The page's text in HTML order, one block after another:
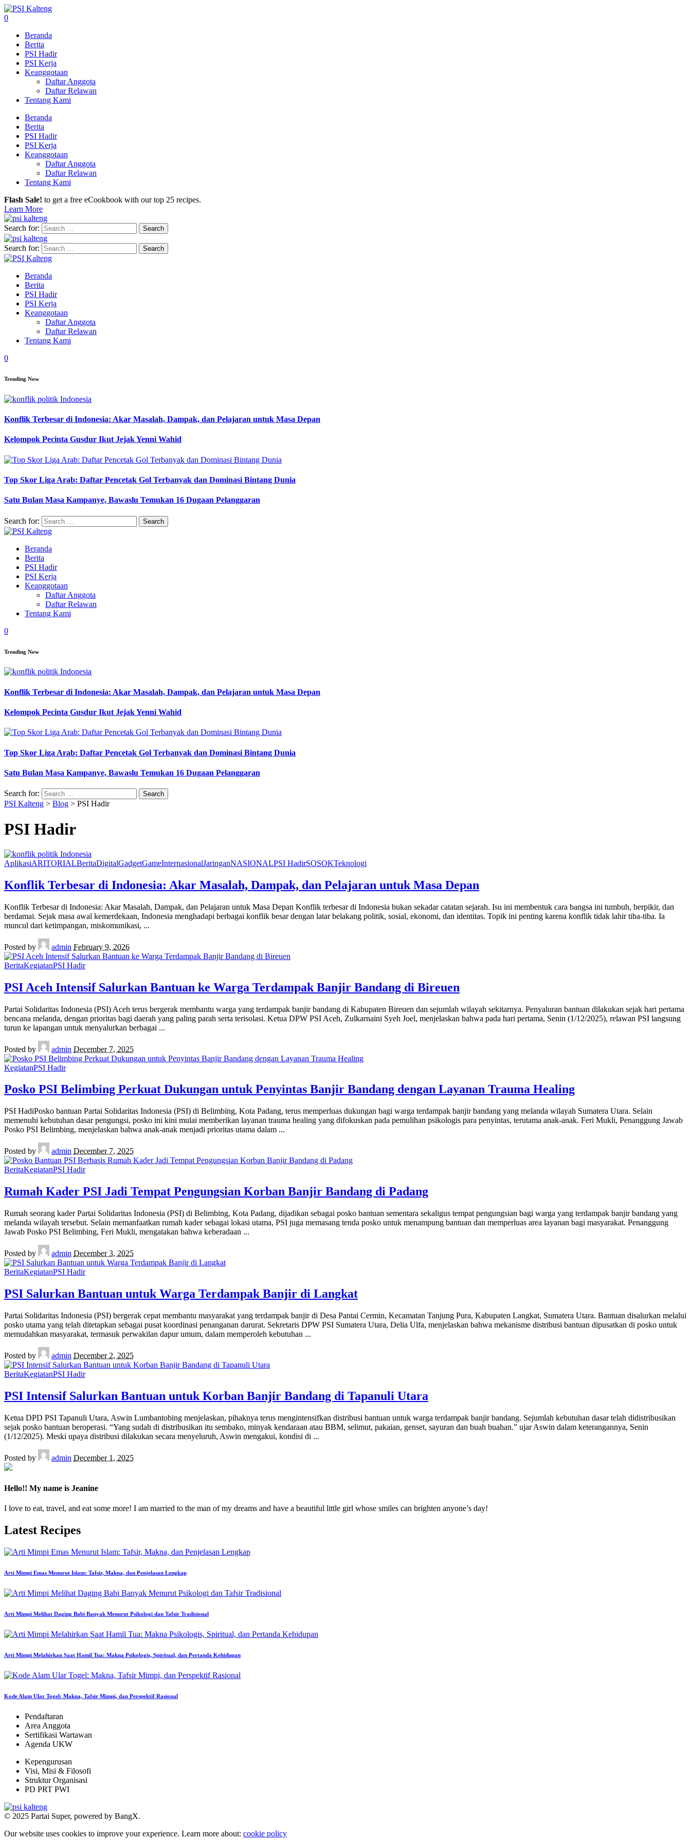
0
Beranda
Berita
PSI Hadir
PSI Kerja
Keanggotaan
Daftar Anggota
Daftar Relawan
Tentang Kami
Beranda
Berita
PSI Hadir
PSI Kerja
Keanggotaan
Daftar Anggota
Daftar Relawan
Tentang Kami
Flash Sale! to get a free eCookbook with our top 25 recipes.
Learn More
Search for:
Search for:
Beranda
Berita
PSI Hadir
PSI Kerja
Keanggotaan
Daftar Anggota
Daftar Relawan
Tentang Kami
0
Trending Now
Konflik Terbesar di Indonesia: Akar Masalah, Dampak, dan Pelajaran untuk Masa Depan
Kelompok Pecinta Gusdur Ikut Jejak Yenni Wahid
Top Skor Liga Arab: Daftar Pencetak Gol Terbanyak dan Dominasi Bintang Dunia
Satu Bulan Masa Kampanye, Bawaslu Temukan 16 Dugaan Pelanggaran
Search for:
Beranda
Berita
PSI Hadir
PSI Kerja
Keanggotaan
Daftar Anggota
Daftar Relawan
Tentang Kami
0
Trending Now
Konflik Terbesar di Indonesia: Akar Masalah, Dampak, dan Pelajaran untuk Masa Depan
Kelompok Pecinta Gusdur Ikut Jejak Yenni Wahid
Top Skor Liga Arab: Daftar Pencetak Gol Terbanyak dan Dominasi Bintang Dunia
Satu Bulan Masa Kampanye, Bawaslu Temukan 16 Dugaan Pelanggaran
Search for:
PSI Kalteng > Blog > PSI Hadir
PSI Hadir
AplikasiARITORIALBeritaDigitalGadgetGameInternasionalJaringanNASIONALPSI HadirSOSOKTeknologi
Konflik Terbesar di Indonesia: Akar Masalah, Dampak, dan Pelajaran untuk Masa Depan
Konflik Terbesar di Indonesia: Akar Masalah, Dampak, dan Pelajaran untuk Masa Depan Konflik terbesar di Indonesia bukan sekadar catatan sejarah. Isu ini membentuk cara bangsa ini tumbuh, berpikir, dan
berdamai. Sejak masa awal kemerdekaan, Indonesia menghadapi berbagai konflik besar dengan latar belakang politik, sosial, ekonomi, dan identitas. Topik ini penting karena konflik tidak lahir tiba-tiba. Ia
muncul dari ketimpangan, miskomunikasi, ...
Posted by admin February 9, 2026
BeritaKegiatanPSI Hadir
PSI Aceh Intensif Salurkan Bantuan ke Warga Terdampak Banjir Bandang di Bireuen
Partai Solidaritas Indonesia (PSI) Aceh terus bergerak membantu warga yang terdampak banjir bandang di Kabupaten Bireuen dan sejumlah wilayah sekitarnya. Penyaluran bantuan dilakukan sejak hari pertama
bencana melanda, dengan prioritas bagi daerah yang paling parah serta terisolasi. Ketua DPW PSI Aceh, Zulkarnaini Syeh Joel, menjelaskan bahwa pada hari pertama, Senin (1/12/2025), relawan PSI langsung
turun ke lapangan untuk menyalurkan berbagai ...
Posted by admin December 7, 2025
KegiatanPSI Hadir
Posko PSI Belimbing Perkuat Dukungan untuk Penyintas Banjir Bandang dengan Layanan Trauma Healing
PSI HadiPosko bantuan Partai Solidaritas Indonesia (PSI) di Belimbing, Kota Padang, terus memperluas dukungan bagi warga terdampak banjir bandang yang melanda wilayah Sumatera Utara. Selain
memenuhi kebutuhan dasar pengungsi, posko ini kini mulai memberikan layanan trauma healing yang difokuskan pada pemulihan psikologis para penyintas, terutama anak-anak. Feri Mukli, Penanggung Jawab
Posko PSI Belimbing, menjelaskan bahwa anak-anak menjadi prioritas utama dalam ...
Posted by admin December 7, 2025
BeritaKegiatanPSI Hadir
Rumah Kader PSI Jadi Tempat Pengungsian Korban Banjir Bandang di Padang
Rumah seorang kader Partai Solidaritas Indonesia (PSI) di Belimbing, Kota Padang, dijadikan sebagai posko bantuan sementara sekaligus tempat pengungsian bagi warga yang terdampak banjir bandang yang
melanda wilayah tersebut. Selain memanfaatkan rumah kader sebagai lokasi utama, PSI juga memasang tenda posko untuk menampung bantuan dan memperluas area layanan bagi masyarakat. Penanggung
Jawab Posko PSI Belimbing, Feri Mukli, mengatakan bahwa keberadaan ...
Posted by admin December 3, 2025
BeritaKegiatanPSI Hadir
PSI Salurkan Bantuan untuk Warga Terdampak Banjir di Langkat
Partai Solidaritas Indonesia (PSI) bergerak cepat membantu masyarakat yang terdampak banjir di Desa Pantai Cermin, Kecamatan Tanjung Pura, Kabupaten Langkat, Sumatera Utara. Bantuan disalurkan melalui
posko utama yang telah ditetapkan sebagai pusat koordinasi penanganan darurat. Sekretaris DPW PSI Sumatera Utara, Delia Ulfa, menjelaskan bahwa mekanisme distribusi bantuan dipusatkan di posko untuk
memudahkan masyarakat, termasuk perwakilan dapur umum, dalam memperoleh kebutuhan ...
Posted by admin December 2, 2025
BeritaKegiatanPSI Hadir
PSI Intensif Salurkan Bantuan untuk Korban Banjir Bandang di Tapanuli Utara
Ketua DPD PSI Tapanuli Utara, Aswin Lumbantobing menjelaskan, pihaknya terus mengintensifkan distribusi bantuan untuk warga terdampak banjir bandang. Sejumlah kebutuhan dasar telah didistribusikan
sejak posko bantuan beroperasi. “Yang sudah di distribusikan itu sembako, minyak kendaraan atau BBM, selimut, pakaian, genset, sayuran dan buah buahan.” ujar Aswin dalam keterangannya, Senin
(1/12/2025). Meski upaya distribusi dilakukan secara menyeluruh, Aswin mengakui, kondisi di ...
Posted by admin December 1, 2025
Hello!! My name is Jeanine
I love to eat, travel, and eat some more! I am married to the man of my dreams and have a beautiful little girl whose smiles can brighten anyone’s day!
Latest Recipes
Arti Mimpi Emas Menurut Islam: Tafsir, Makna, dan Penjelasan Lengkap
Arti Mimpi Melihat Daging Babi Banyak Menurut Psikologi dan Tafsir Tradisional
Arti Mimpi Melahirkan Saat Hamil Tua: Makna Psikologis, Spiritual, dan Pertanda Kehidupan
Kode Alam Ular Togel: Makna, Tafsir Mimpi, dan Perspektif Rasional
Pendaftaran
Area Anggota
Sertifikasi Wartawan
Agenda UKW
Kepengurusan
Visi, Misi & Filosofi
Struktur Organisasi
PD PRT PWI
© 2025 Partai Super, powered by BangX.
Our website uses cookies to improve your experience. Learn more about: cookie policy